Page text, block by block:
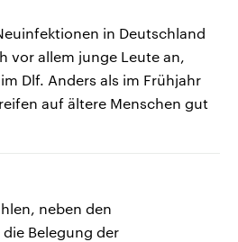
in Deutschland
vor allem junge Leute an,
Dlf. Anders als im Frühjahr
auf ältere Menschen gut
neben den
Belegung der